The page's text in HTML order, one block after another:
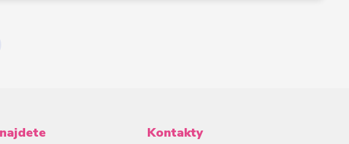
Kontakty